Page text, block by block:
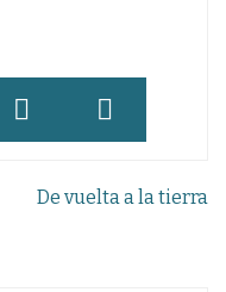
De vuelta a la tierra